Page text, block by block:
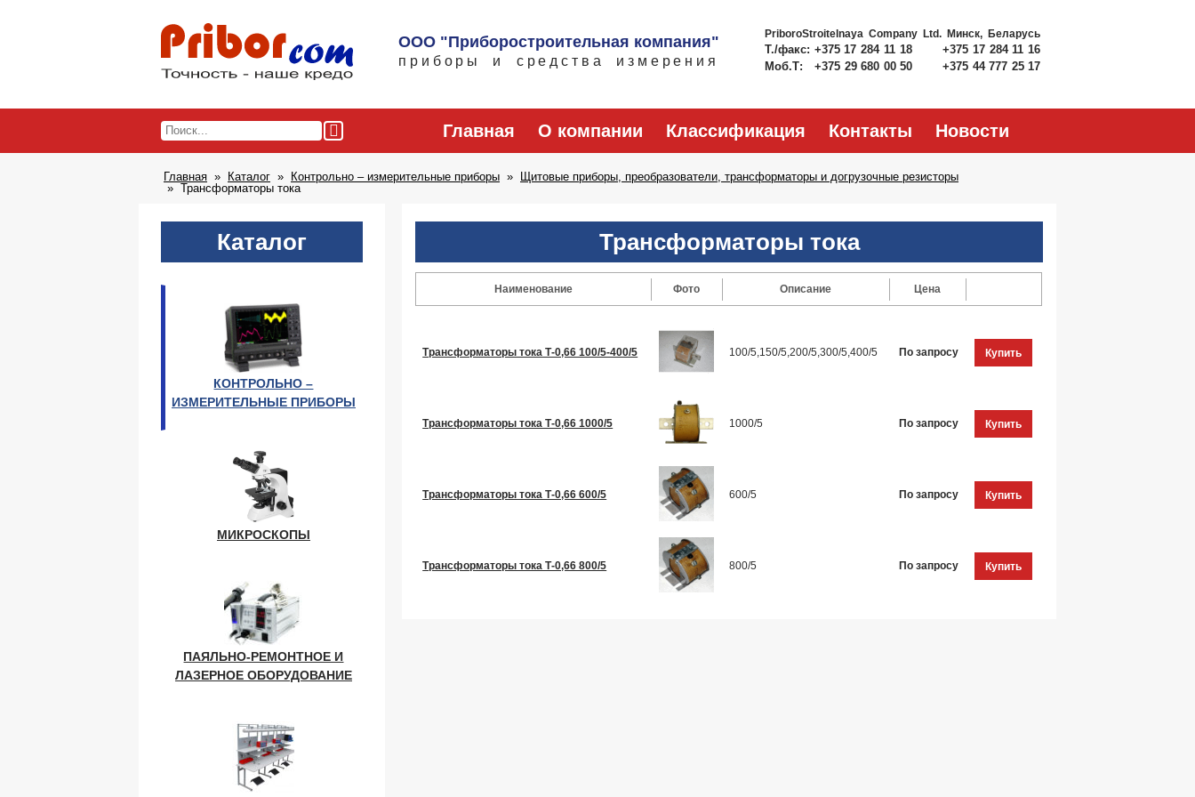
ООО "Приборостроительная компания"
приборы и средства измерения
PriboroStroitelnaya Company Ltd. Минск, Беларусь
Т./факс: +375 17 284 11 18
+375 17 284 11 16
Моб.Т:
+375 29 680 00 50 +375 44 777 25 17
Главная О компании Классификация Контакты Новости
Главная Каталог Контрольно – измерительные приборы
Щитовые приборы, преобразователи, трансформаторы и догрузочные резисторы
Трансформаторы тока
Каталог
КОНТРОЛЬНО –
ИЗМЕРИТЕЛЬНЫЕ ПРИБОРЫ
МИКРОСКОПЫ
ПАЯЛЬНО-РЕМОНТНОЕ И
ЛАЗЕРНОЕ ОБОРУДОВАНИЕ
Трансформаторы тока
Наименование Фото Описание Цена
Трансформаторы тока Т-0,66 100/5-400/5 100/5,150/5,200/5,300/5,400/5 По запросу Купить
Трансформаторы тока Т-0,66 1000/5 1000/5 По запросу Купить
Трансформаторы тока Т-0,66 600/5 600/5 По запросу Купить
Трансформаторы тока Т-0,66 800/5 800/5 По запросу Купить